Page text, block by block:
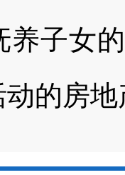
养子女
的房